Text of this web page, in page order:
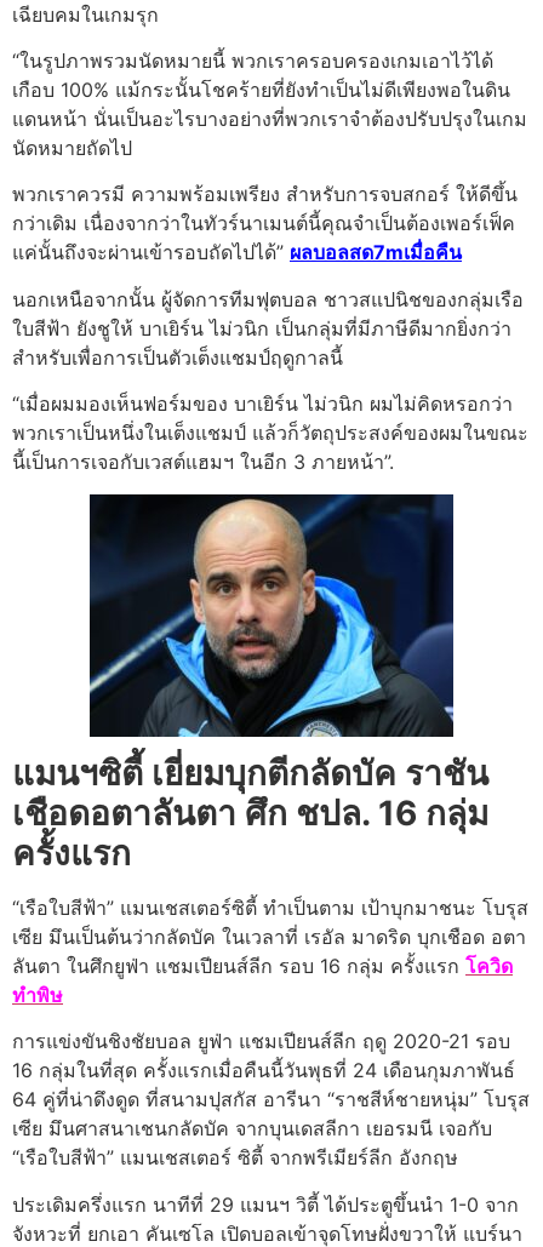
เฉียบคมในเกมรุก
“ในรูปภาพรวมนัดหมายนี้ พวกเราครอบครองเกมเอาไว้ได้
เกือบ 100% แม้กระนั้นโชคร้ายที่ยังทำเป็นไม่ดีเพียงพอในดิน
แดนหน้า นั่นเป็นอะไรบางอย่างที่พวกเราจำต้องปรับปรุงในเกม
นัดหมายถัดไป
พวกเราควรมี ความพร้อมเพรียง สำหรับการจบสกอร์ ให้ดีขึ้น
กว่าเดิม เนื่องจากว่าในทัวร์นาเมนต์นี้คุณจำเป็นต้องเพอร์เฟ็ค
แค่นั้นถึงจะผ่านเข้ารอบถัดไปได้” ผลบอลสด7mเมื่อคืน
นอกเหนือจากนั้น ผู้จัดการทีมฟุตบอล ชาวสแปนิชของกลุ่มเรือ
ใบสีฟ้า ยังชูให้ บาเยิร์น ไม่วนิก เป็นกลุ่มที่มีภาษีดีมากยิ่งกว่า
สำหรับเพื่อการเป็นตัวเต็งแชมป์ฤดูกาลนี้
“เมื่อผมมองเห็นฟอร์มของ บาเยิร์น ไม่วนิก ผมไม่คิดหรอกว่า
พวกเราเป็นหนึ่งในเต็งแชมป์ แล้วก็วัตถุประสงค์ของผมในขณะ
นี้เป็นการเจอกับเวสต์แฮมฯ ในอีก 3 ภายหน้า”.
แมนฯซิตี้ เยี่ยมบุกตีกลัดบัค ราชัน
เชือดอตาลันตา ศึก ชปล. 16 กลุ่ม
ครั้งแรก
“เรือใบสีฟ้า” แมนเชสเตอร์ซิตี้ ทำเป็นตาม เป้าบุกมาชนะ โบรุส
เซีย มึนเป็นต้นว่ากลัดบัค ในเวลาที่ เรอัล มาดริด บุกเชือด อตา
ลันตา ในศึกยูฟ่า แชมเปียนส์ลีก รอบ 16 กลุ่ม ครั้งแรก โควิด
ทำพิษ
การแข่งขันชิงชัยบอล ยูฟ่า แชมเปียนส์ลีก ฤดู 2020-21 รอบ
16 กลุ่มในที่สุด ครั้งแรกเมื่อคืนนี้วันพุธที่ 24 เดือนกุมภาพันธ์
64 คู่ที่น่าดึงดูด ที่สนามปุสกัส อารีนา “ราชสีห์ชายหนุ่ม” โบรุส
เซีย มึนศาสนาเชนกลัดบัค จากบุนเดสลีกา เยอรมนี เจอกับ
“เรือใบสีฟ้า” แมนเชสเตอร์ ซิตี้ จากพรีเมียร์ลีก อังกฤษ
ประเดิมครึ่งแรก นาทีที่ 29 แมนฯ วิตี้ ได้ประตูขึ้นนำ 1-0 จาก
จังหวะที่ ยกเอา คันเซโล เปิดบอลเข้าจุดโทษฝั่งขวาให้ แบร์นา